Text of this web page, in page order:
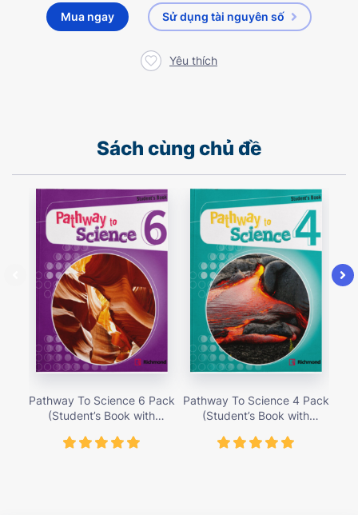
Mua ngay Sử dụng tài nguyên số
Yêu thích
Sách cùng chủ đề
Pathway To Science 6 Pack
(Student’s Book with
419,000 vnđ
Pathway To Science 4 Pack
(Student’s Book with
419,000 vnđ